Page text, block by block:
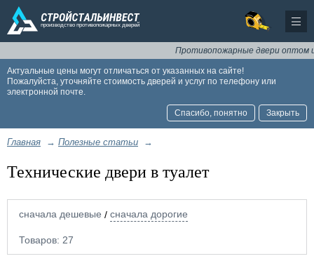
Противопожарные двери оптом и в
Актуальные цены могут отличаться от указанных на сайте!
Пожалуйста, уточняйте стоимость дверей и услуг по телефону или
электронной почте.
Спасибо, понятно Закрыть
Главная → Полезные статьи →
Технические двери в туалет
сначала дешевые / сначала дорогие
Товаров: 27